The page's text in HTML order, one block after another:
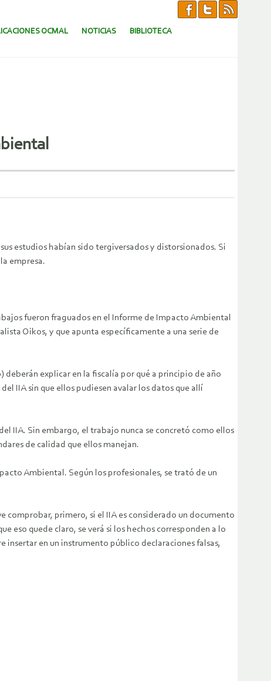
OCMAL NOTICIAS BIBLIOTECA
estudios habían sido tergiversados y distorsionados. Si
empresa.
fueron fraguados en el Informe de Impacto Ambiental
Oikos, y que apunta específicamente a una serie de
explicar en la fiscalía por qué a principio de año
IIA sin que ellos pudiesen avalar los datos que allí
IIA. Sin embargo, el trabajo nunca se concretó como ellos
de calidad que ellos manejan.
Ambiental. Según los profesionales, se trató de un
comprobar, primero, si el IIA es considerado un documento
eso quede claro, se verá si los hechos corresponden a lo
insertar en un instrumento público declaraciones falsas,